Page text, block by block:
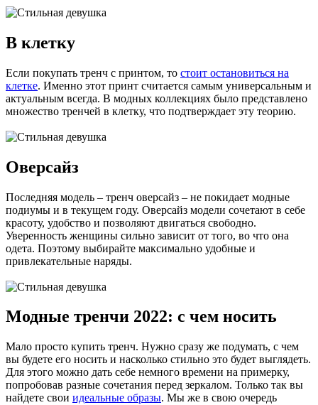
В клетку
Если покупать тренч с принтом, то стоит остановиться на
клетке. Именно этот принт считается самым универсальным и
актуальным всегда. В модных коллекциях было представлено
множество тренчей в клетку, что подтверждает эту теорию.
Оверсайз
Последняя модель – тренч оверсайз – не покидает модные
подиумы и в текущем году. Оверсайз модели сочетают в себе
красоту, удобство и позволяют двигаться свободно.
Уверенность женщины сильно зависит от того, во что она
одета. Поэтому выбирайте максимально удобные и
привлекательные наряды.
Модные тренчи 2022: с чем носить
Мало просто купить тренч. Нужно сразу же подумать, с чем
вы будете его носить и насколько стильно это будет выглядеть.
Для этого можно дать себе немного времени на примерку,
попробовав разные сочетания перед зеркалом. Только так вы
найдете свои идеальные образы. Мы же в свою очередь